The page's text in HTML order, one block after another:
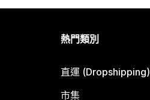
熱門類別
直運 (Dropshipping)
市集